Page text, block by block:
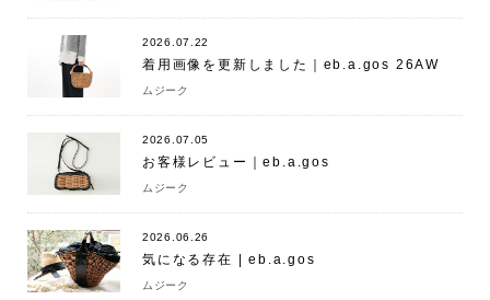
2026.07.22
着用画像を更新しました｜eb.a.gos 26AW
ムジーク
2026.07.05
お客様レビュー｜eb.a.gos
ムジーク
2026.06.26
気になる存在 | eb.a.gos
ムジーク